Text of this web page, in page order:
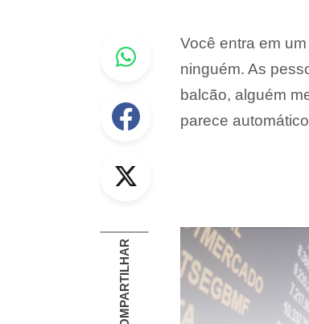
Whastapp
Facebook
COMPARTILHAR
Você entra em
ninguém. As
balcão, alguém
parece